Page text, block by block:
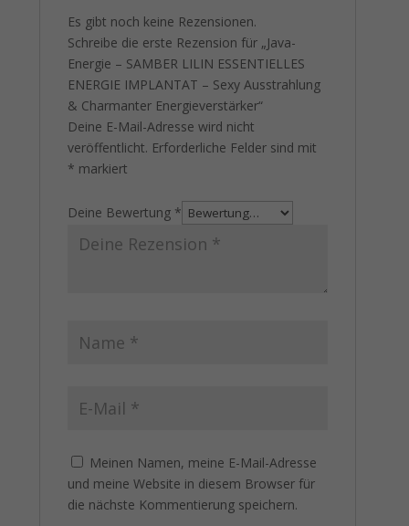
Es gibt noch keine Rezensionen.
Schreibe die erste Rezension für „Java-
Energie – SAMBER LILIN ESSENTIELLES
ENERGIE IMPLANTAT – Sexy Ausstrahlung
& Charmanter Energieverstärker“
Deine E-Mail-Adresse wird nicht
veröffentlicht. Erforderliche Felder sind mit
* markiert
Deine Bewertung *
Meinen Namen, meine E-Mail-Adresse
und meine Website in diesem Browser für
die nächste Kommentierung speichern.